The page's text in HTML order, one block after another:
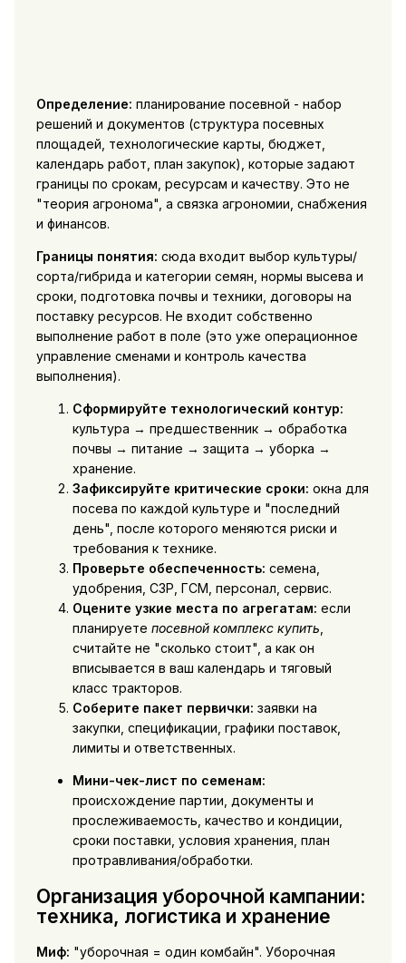
Определение: планирование посевной - набор
решений и документов (структура посевных
площадей, технологические карты, бюджет,
календарь работ, план закупок), которые задают
границы по срокам, ресурсам и качеству. Это не
"теория агронома", а связка агрономии, снабжения
и финансов.
Границы понятия: сюда входит выбор культуры/
сорта/гибрида и категории семян, нормы высева и
сроки, подготовка почвы и техники, договоры на
поставку ресурсов. Не входит собственно
выполнение работ в поле (это уже операционное
управление сменами и контроль качества
выполнения).
Сформируйте технологический контур:
культура → предшественник → обработка
почвы → питание → защита → уборка →
хранение.
Зафиксируйте критические сроки: окна для
посева по каждой культуре и "последний
день", после которого меняются риски и
требования к технике.
Проверьте обеспеченность: семена,
удобрения, СЗР, ГСМ, персонал, сервис.
Оцените узкие места по агрегатам: если
планируете посевной комплекс купить
считайте не "сколько стоит", а как он
вписывается в ваш календарь и тяговый
класс тракторов.
Соберите пакет первички: заявки на
закупки, спецификации, графики поставок,
лимиты и ответственных.
Мини-чек-лист по семенам:
происхождение партии, документы и
прослеживаемость, качество и кондиции,
сроки поставки, условия хранения, план
протравливания/обработки.
Организация уборочной кампании:
техника, логистика и хранение
Миф: "уборочная = один комбайн". Уборочная